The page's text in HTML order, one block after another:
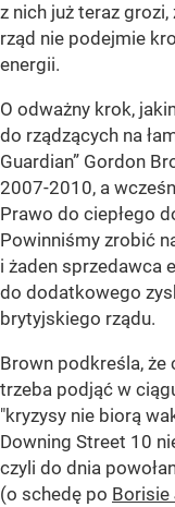
z nich już teraz grozi,
rząd nie podejmie
energii.
O odważny krok,
do rządzących na
Guardian” Gordon
2007-2010, a
Prawo do ciepłego
Powinniśmy zrobić
i żaden sprzedawca
do dodatkowego
brytyjskiego rządu.
Brown podkreśla, że
trzeba podjąć w
"kryzysy nie biorą
Downing Street 10
czyli do dnia
(o schedę po Borisie